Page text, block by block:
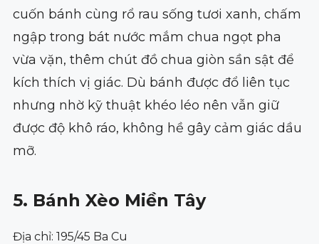
cuốn bánh cùng rổ rau sống tươi xanh, chấm
ngập trong bát nước mắm chua ngọt pha
vừa vặn, thêm chút đồ chua giòn sần sật để
kích thích vị giác. Dù bánh được đổ liên tục
nhưng nhờ kỹ thuật khéo léo nên vẫn giữ
được độ khô ráo, không hề gây cảm giác dầu
mỡ.
5. Bánh Xèo Miền Tây
Địa chỉ: 195/45 Ba Cu